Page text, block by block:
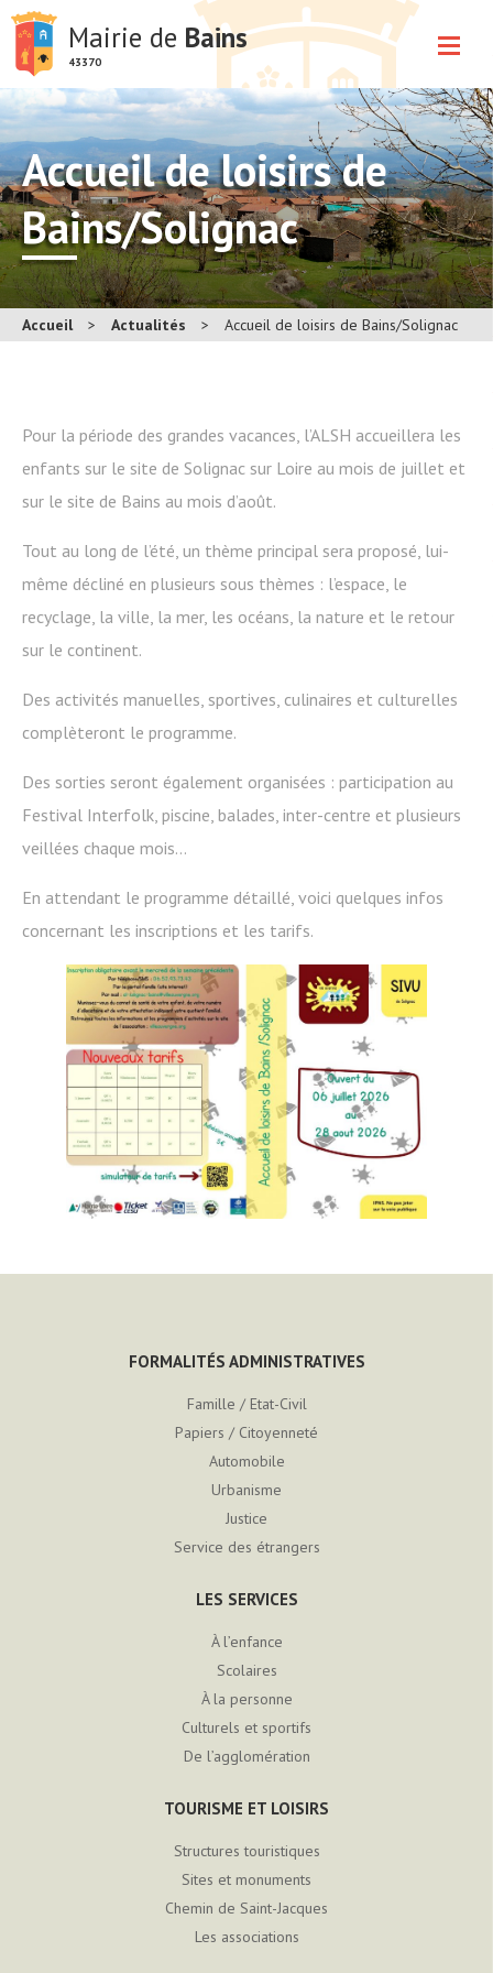
Mairie de Bains
43370
Accueil de loisirs de
Bains/Solignac
Accueil > Actualités > Accueil de loisirs de Bains/Solignac
Pour la période des grandes vacances, l’ALSH accueillera les
enfants sur le site de Solignac sur Loire au mois de juillet et
sur le site de Bains au mois d’août.
Tout au long de l’été, un thème principal sera proposé, lui-
même décliné en plusieurs sous thèmes : l’espace, le
recyclage, la ville, la mer, les océans, la nature et le retour
sur le continent.
Des activités manuelles, sportives, culinaires et culturelles
complèteront le programme.
Des sorties seront également organisées : participation au
Festival Interfolk, piscine, balades, inter-centre et plusieurs
veillées chaque mois…
En attendant le programme détaillé, voici quelques infos
concernant les inscriptions et les tarifs.
FORMALITÉS ADMINISTRATIVES
Famille / Etat-Civil
Papiers / Citoyenneté
Automobile
Urbanisme
Justice
Service des étrangers
LES SERVICES
À l’enfance
Scolaires
À la personne
Culturels et sportifs
De l’agglomération
TOURISME ET LOISIRS
Structures touristiques
Sites et monuments
Chemin de Saint-Jacques
Les associations